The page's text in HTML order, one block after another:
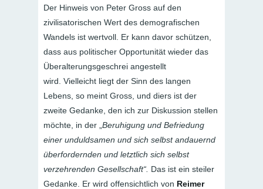
Der Hinweis von Peter Gross auf den
zivilisatorischen Wert des demografischen
Wandels ist wertvoll. Er kann davor schützen,
dass aus politischer Opportunität wieder das
Überalterungsgeschrei angestellt
wird. Vielleicht liegt der Sinn des langen
Lebens, so meint Gross, und diers ist der
zweite Gedanke, den ich zur Diskussion stellen
möchte, in der „ Beruhigung und Befriedung
einer unduldsamen und sich selbst andauernd
überfordernden und letztlich sich selbst
verzehrenden Gesellschaft“. Das ist ein steiler
Gedanke. Er wird offensichtlich von Reimer